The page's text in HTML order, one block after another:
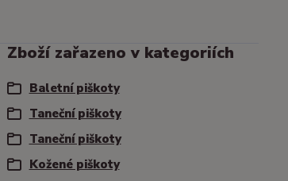
Zboží zařazeno v kategoriích
Baletní piškoty
Taneční piškoty
Taneční piškoty
Kožené piškoty